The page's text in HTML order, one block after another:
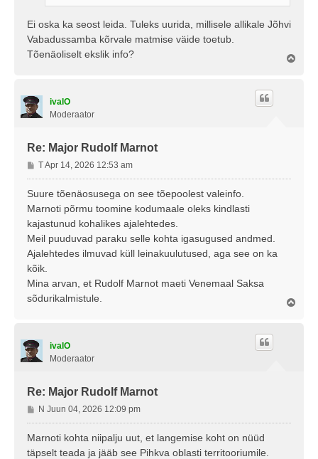
s
Ei oska ka seost leida. Tuleks uurida, millisele allikale Jõhvi
Vabadussamba kõrvale matmise väide toetub.
Tõenäoliselt ekslik info?
ivalO
Moderaator
Re: Major Rudolf Marnot
P
o
s
t
u
s
T Apr 14, 2026 12:53 am
Suure tõenäosusega on see tõepoolest valeinfo.
Marnoti põrmu toomine kodumaale oleks kindlasti
kajastunud kohalikes ajalehtedes.
Meil puuduvad paraku selle kohta igasugused andmed.
Ajalehtedes ilmuvad küll leinakuulutused, aga see on ka
kõik.
Mina arvan, et Rudolf Marnot maeti Venemaal Saksa
sõdurikalmistule.
ivalO
Moderaator
Re: Major Rudolf Marnot
P
o
s
N Juun 04, 2026 12:09 pm
Marnoti kohta niipalju uut, et langemise koht on nüüd
täpselt teada ja jääb see Pihkva oblasti territooriumile.